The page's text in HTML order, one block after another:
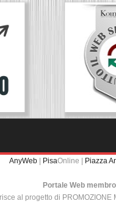
AnyWeb | PisaOnline | Piazza
Portale Web
al progetto di